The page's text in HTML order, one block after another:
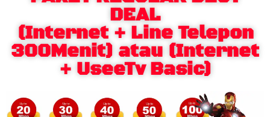
DEAL
(Internet + Line Telepon
300Menit) atau (Internet
+ UseeTv Basic)